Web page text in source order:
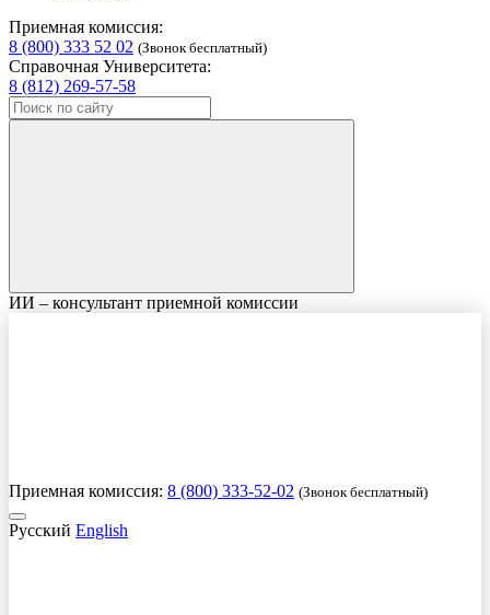
Приемная комиссия:
8 (800) 333 52 02 (Звонок бесплатный)
Справочная Университета:
8 (812) 269-57-58
ИИ – консультант приемной комиссии
Приемная комиссия: 8 (800) 333-52-02 (Звонок бесплатный)
Русский English